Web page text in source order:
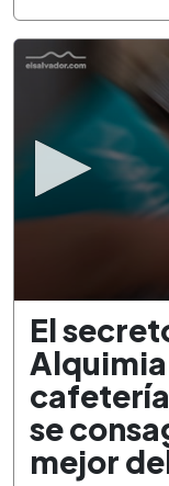
seconds
seconds
minutes,
34
seconds
El
se
mejor